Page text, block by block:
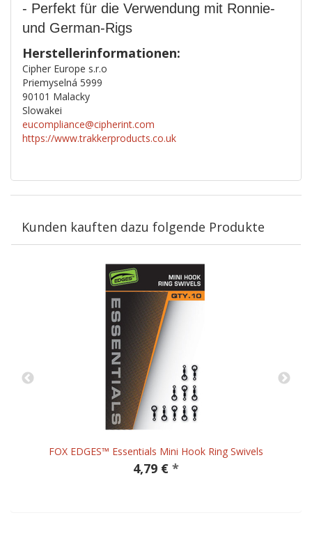
- Perfekt für die Verwendung mit Ronnie-
und German-Rigs
Herstellerinformationen:
Cipher Europe s.r.o
Priemyselná 5999
90101 Malacky
Slowakei
eucompliance@cipherint.com
https://www.trakkerproducts.co.uk
Kunden kauften dazu folgende Produkte
FOX EDGES™ Essentials Mini Hook Ring Swivels
4,79 € *